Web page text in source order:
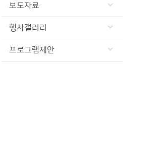
보도자료
행사갤러리
프로그램제안